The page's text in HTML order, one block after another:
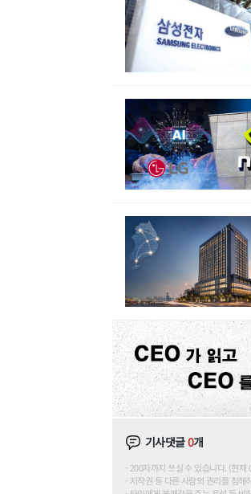
기사댓글0개
200자까지 쓰실 수 있습니다. (현
저작권 등 다른 사람의 권리를 침해